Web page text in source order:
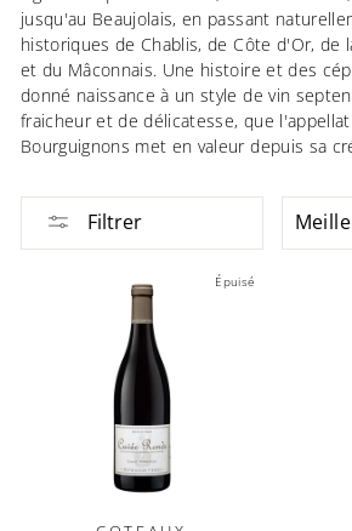
jusqu'au Beaujolais, en passant
historiques de Chablis, de Côte d'Or, de
et du Mâconnais. Une histoire et des
donné naissance à un style de vin
fraicheur et de délicatesse, que
Bourguignons met en valeur depuis sa
Filtrer
Épuisé